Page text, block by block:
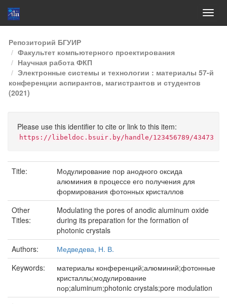
Skip
navigation
Репозиторий БГУИР
Факультет компьютерного проектирования
Научная работа ФКП
Электронные системы и технологии : материалы 57-й
конференции аспирантов, магистрантов и студентов
(2021)
Please use this identifier to cite or link to this item:
https://libeldoc.bsuir.by/handle/123456789/43473
Title:
Модулирование пор анодного оксида
алюминия в процессе его получения для
формирования фотонных кристаллов
Other
Titles:
Modulating the pores of anodic aluminum oxide
during its preparation for the formation of
photonic crystals
Authors:
Медведева, Н. В.
Keywords:
материалы конференций;алюминий;фотонные
кристаллы;модулирование
пор;aluminum;photonic crystals;pore modulation